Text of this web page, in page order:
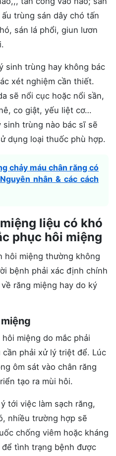
trùng sán dây chó tấn
sán lá phổi, giun lươn
sinh trùng hay không bác
xét nghiệm cần thiết.
sẽ nổi cục hoặc nổi sần,
co giật, yếu liệt cơ…
sinh trùng nào bác sĩ sẽ
dụng loại thuốc phù hợp.
chảy máu chân răng có
nhân & các cách
liệu có khó
phục hôi miệng
hôi miệng thường không
bệnh phải xác định chính
răng miệng hay do ký
miệng do mắc phải
phải xử lý triệt để. Lúc
ôm sát vào chân răng
tạo ra mùi hôi.
tới việc làm sạch răng,
nhiều trường hợp sẽ
chống viêm hoặc kháng
tình trạng bệnh được